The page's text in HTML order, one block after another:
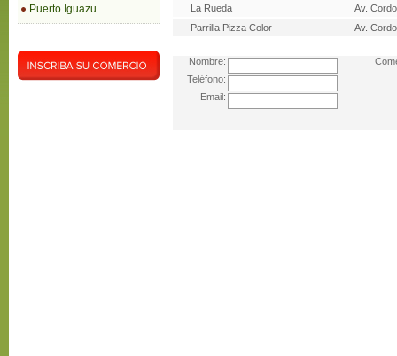
Puerto Iguazu
La Rueda
Av.
Parrilla Pizza Color
Av.
Nombre:
Teléfono:
Email: